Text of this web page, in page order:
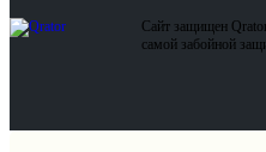
Сайт защищен
самой забойной